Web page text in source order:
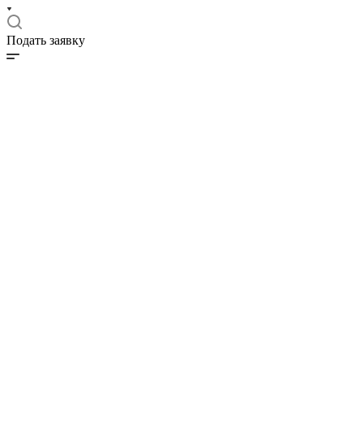
Подать заявку